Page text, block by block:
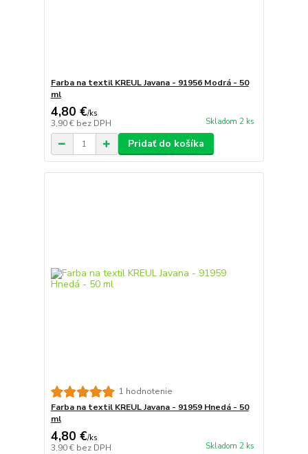
Farba na textil KREUL Javana - 91956 Modrá - 50
ml
4,80 €/ks
3,90 € bez DPH Skladom 2 ks
Pridať do košíka
1 hodnotenie
Farba na textil KREUL Javana - 91959 Hnedá - 50
ml
4,80 €/ks
3,90 € bez DPH Skladom 2 ks